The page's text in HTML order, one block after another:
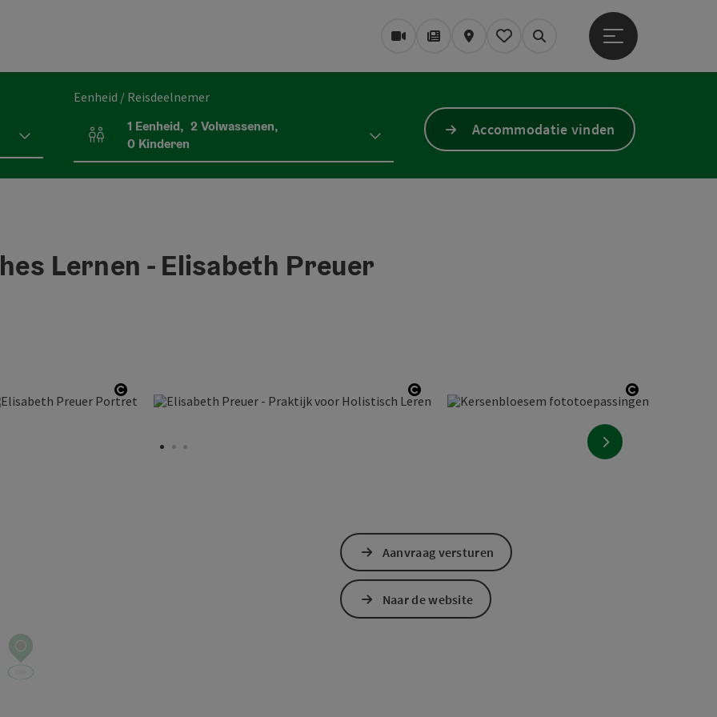
WebcamsTijdschrift/Blog
KaartMijn notitieblok
Zoek op
Startmenu openen
Eenheid / Reisdeelnemer
Aantal eenheden en persoonsvelden
1 Eenheid, 2Volwassenen,
0 Kinderen
Accommodatie vinden
Lernen - Elisabeth Preuer
Start Copyright Start Copyright Start
nächstes Element
Aanvraag versturen
Naar de website